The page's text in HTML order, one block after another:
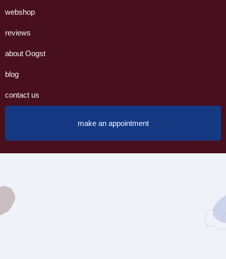
webshop
reviews
about Oogst
blog
contact us
make an appointment